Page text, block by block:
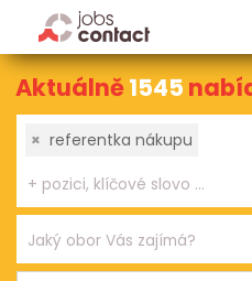
Aktuálně1545
× referentka nákupu